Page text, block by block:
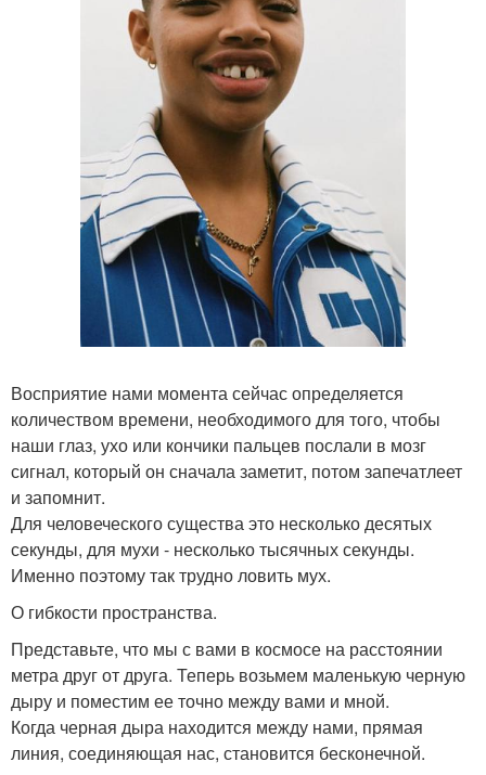
Восприятие нами момента сейчас определяется
количеством времени, необходимого для того, чтобы
наши глаз, ухо или кончики пальцев послали в мозг
сигнал, который он сначала заметит, потом запечатлеет
и запомнит.
Для человеческого существа это несколько десятых
секунды, для мухи - несколько тысячных секунды.
Именно поэтому так трудно ловить мух.
О гибкости пространства.
Представьте, что мы с вами в космосе на расстоянии
метра друг от друга. Теперь возьмем маленькую черную
дыру и поместим ее точно между вами и мной.
Когда черная дыра находится между нами, прямая
линия, соединяющая нас, становится бесконечной.